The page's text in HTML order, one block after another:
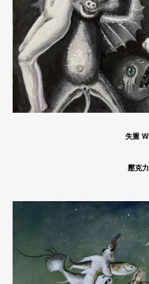
失重
壓克